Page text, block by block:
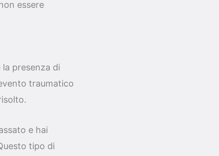
essere
presenza di
traumatico
e hai
tipo di